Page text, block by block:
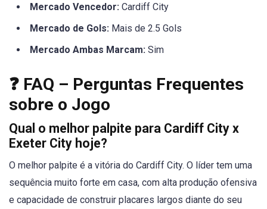
Mercado Vencedor: Cardiff City
Mercado de Gols: Mais de 2.5 Gols
Mercado Ambas Marcam: Sim
❓ FAQ – Perguntas Frequentes
sobre o Jogo
Qual o melhor palpite para Cardiff City x
Exeter City hoje?
O melhor palpite é a vitória do Cardiff City. O líder tem uma
sequência muito forte em casa, com alta produção ofensiva
e capacidade de construir placares largos diante do seu